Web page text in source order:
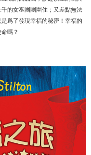
的女巫團團圍住；又差點無法
爲了發現幸福的秘密！幸福的
嗎？